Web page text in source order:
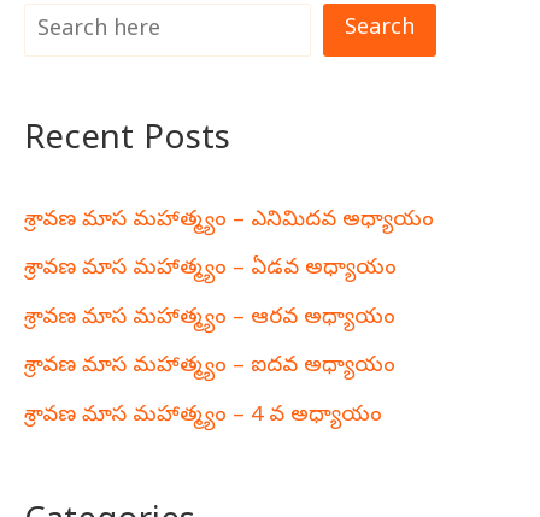
Search
Recent Posts
శ్రావణ మాస మహాత్మ్యం – ఎనిమిదవ అధ్యాయం
శ్రావణ మాస మహాత్మ్యం – ఏడవ అధ్యాయం
శ్రావణ మాస మహాత్మ్యం – ఆరవ అధ్యాయం
శ్రావణ మాస మహాత్మ్యం – ఐదవ అధ్యాయం
శ్రావణ మాస మహాత్మ్యం – 4 వ అధ్యాయం